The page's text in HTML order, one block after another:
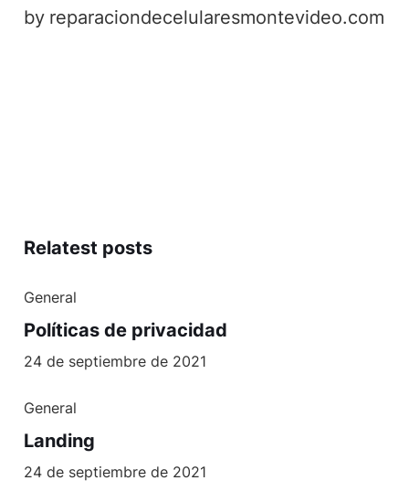
by reparaciondecelularesmontevideo.com
Relatest posts
General
Políticas de privacidad
24 de septiembre de 2021
General
Landing
24 de septiembre de 2021